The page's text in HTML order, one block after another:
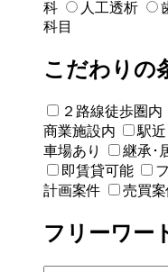
科
人工透析
科目
こだわりの
２路線徒歩圏内
商業施設内
駅近
車場あり
継承･
即賃貸可能
計画案件
売買
フリーワー